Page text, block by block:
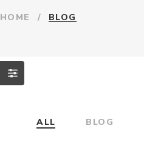
HOME / BLOG
ALL BLOG